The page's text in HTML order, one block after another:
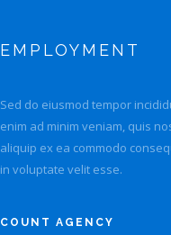
EMPLOYMENT
Sed do eiusmod tempor
enim ad minim veniam, quis
aliquip ex ea commodo
in voluptate velit esse.
COUNT AGENCY